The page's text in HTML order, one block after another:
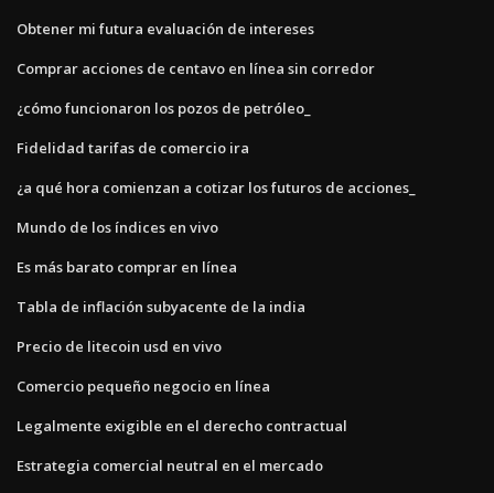
Obtener mi futura evaluación de intereses
Comprar acciones de centavo en línea sin corredor
¿cómo funcionaron los pozos de petróleo_
Fidelidad tarifas de comercio ira
¿a qué hora comienzan a cotizar los futuros de acciones_
Mundo de los índices en vivo
Es más barato comprar en línea
Tabla de inflación subyacente de la india
Precio de litecoin usd en vivo
Comercio pequeño negocio en línea
Legalmente exigible en el derecho contractual
Estrategia comercial neutral en el mercado